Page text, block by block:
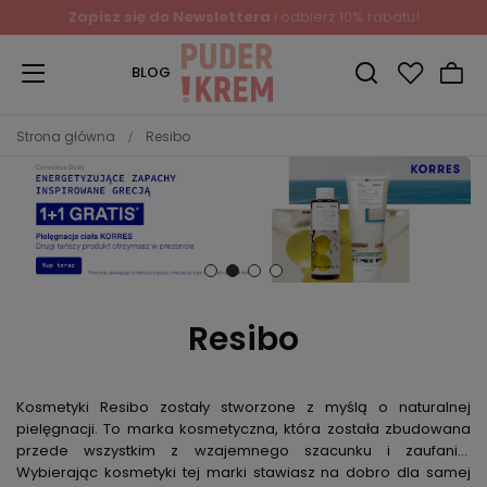
Zapisz się do Newslettera i odbierz 10% rabatu!
BLOG
Strona główna Resibo
Resibo
Kosmetyki Resibo zostały stworzone z myślą o naturalnej
pielęgnacji. To marka kosmetyczna, która została zbudowana
przede wszystkim z wzajemnego szacunku i zaufania.
Wybierając kosmetyki tej marki stawiasz na dobro dla samej